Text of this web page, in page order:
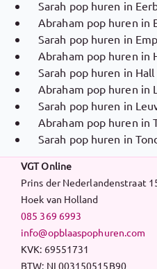
Sarah pop huren in
Abraham pop huren in
Sarah pop huren in
Abraham pop huren in
Sarah pop huren in Hall
Abraham pop huren in
Sarah pop huren in
Abraham pop huren in
Sarah pop huren in
VGT Online
Prins der Nederlandenstraat
Hoek van Holland
085 369 6993
info@opblaaspophuren.com
KVK: 69551731
BTW: NL003150515B90